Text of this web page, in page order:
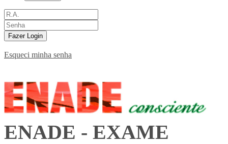
Fazer Login
Esqueci minha senha
ENADE - EXAME